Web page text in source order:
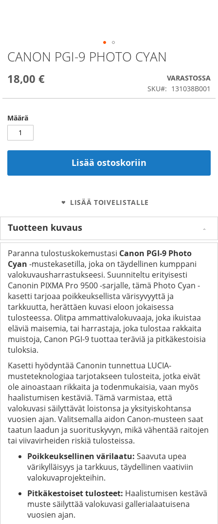
CANON PGI-9 PHOTO CYAN
18,00 €
VARASTOSSA
SKU
131038B001
Määrä
Lisää ostoskoriin
LISÄÄ TOIVELISTALLE
Skip
to
beginning
the
gallery
Tuotteen kuvaus
Paranna tulostuskokemustasi Canon PGI-9 Photo
Cyan -mustekasetilla, joka on täydellinen kumppani
valokuvausharrastukseesi. Suunniteltu erityisesti
Canonin PIXMA Pro 9500 -sarjalle, tämä Photo Cyan -
kasetti tarjoaa poikkeuksellista värisyvyyttä ja
tarkkuutta, herättäen kuvasi eloon jokaisessa
tulosteessa. Olitpa ammattivalokuvaaja, joka ikuistaa
eläviä maisemia, tai harrastaja, joka tulostaa rakkaita
muistoja, Canon PGI-9 tuottaa teräviä ja pitkäkestoisia
tuloksia.
Kasetti hyödyntää Canonin tunnettua LUCIA-
musteteknologiaa tarjotakseen tulosteita, jotka eivät
ole ainoastaan rikkaita ja todenmukaisia, vaan myös
haalistumisen kestäviä. Tämä varmistaa, että
valokuvasi säilyttävät loistonsa ja yksityiskohtansa
vuosien ajan. Valitsemalla aidon Canon-musteen saat
taatun laadun ja suorituskyvyn, mikä vähentää raitojen
tai viivavirheiden riskiä tulosteissa.
Poikkeuksellinen värilaatu: Saavuta upea
värikylläisyys ja tarkkuus, täydellinen vaativiin
valokuvaprojekteihin.
Pitkäkestoiset tulosteet: Haalistumisen kestävä
muste säilyttää valokuvasi gallerialaatuisena
vuosien ajan.